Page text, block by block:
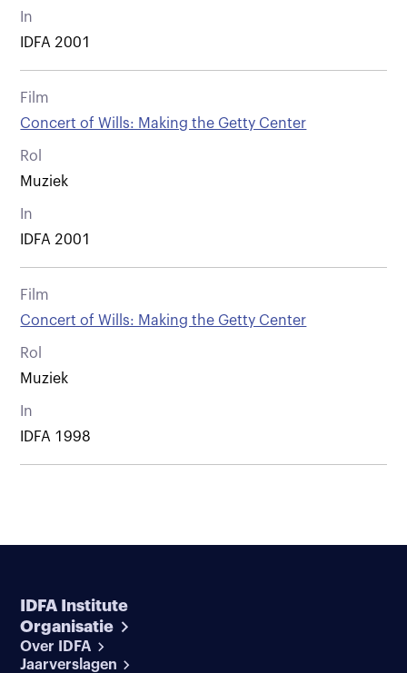
In
IDFA 2001
Film
Concert of Wills: Making the Getty Center
Rol
Muziek
In
IDFA 2001
Film
Concert of Wills: Making the Getty Center
Rol
Muziek
In
IDFA 1998
IDFA Institute
Organisatie
Over IDFA
Jaarverslagen